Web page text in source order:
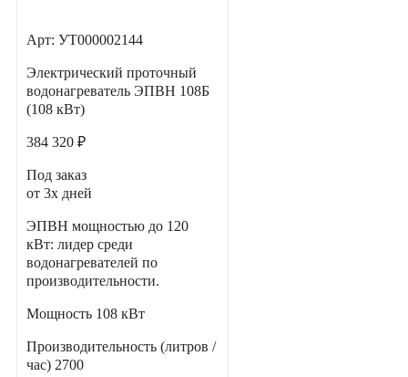
Арт: УТ000002144
Электрический проточный
водонагреватель ЭПВН 108Б
(108 кВт)
384 320 ₽
Под заказ
от 3х дней
ЭПВН мощностью до 120
кВт: лидер среди
водонагревателей по
производительности.
Мощность 108 кВт
Производительность (литров /
час) 2700